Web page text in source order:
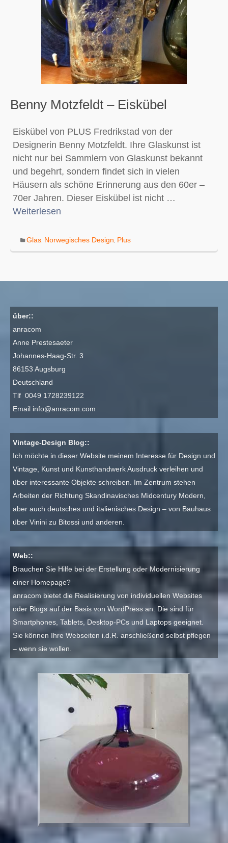
Benny Motzfeldt – Eiskübel
Eiskübel von PLUS Fredrikstad von der
Designerin Benny Motzfeldt. Ihre Glaskunst ist
nicht nur bei Sammlern von Glaskunst bekannt
und begehrt, sondern findet sich in vielen
Häusern als schöne Erinnerung aus den 60er –
70er Jahren. Dieser Eiskübel ist nicht …
Weiterlesen
Glas Norwegisches Design Plus
über::
anracom
Anne Prestesaeter
Johannes-Haag-Str. 3
86153 Augsburg
Deutschland
Tlf 0049 1728239122
Email info@anracom.com
Vintage-Design Blog::
Ich möchte in dieser Website meinem Interesse für Design und
Vintage, Kunst und Kunsthandwerk Ausdruck verleihen und
über interessante Objekte schreiben. Im Zentrum stehen
Arbeiten der Richtung Skandinavisches Midcentury Modern,
aber auch deutsches und italienisches Design – von Bauhaus
über Vinini zu Bitossi und anderen.
Web::
Brauchen Sie Hilfe bei der Erstellung oder Modernisierung
einer Homepage?
anracom bietet die Realisierung von individuellen Websites
oder Blogs auf der Basis von WordPress an. Die sind für
Smartphones, Tablets, Desktop-PCs und Laptops geeignet.
Sie können Ihre Webseiten i.d.R. anschließend selbst pflegen
– wenn sie wollen.